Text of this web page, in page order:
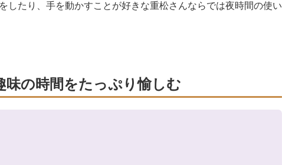
したり、手を動かすことが好きな重松さんならでは夜時間の使い
味の時間をたっぷり愉しむ